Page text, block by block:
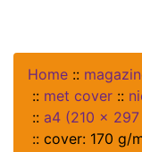
Home ::
:: met cover ::
:: a4 (210 x 297
:: cover: 170 g/